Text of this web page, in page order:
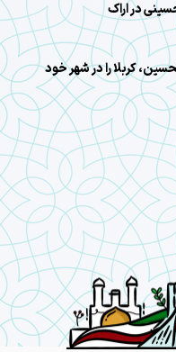
در اراک
کربلا را در شهر خود